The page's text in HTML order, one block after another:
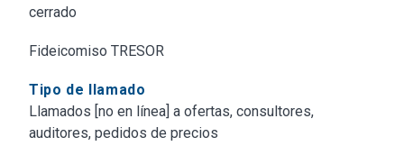
cerrado
Fideicomiso TRESOR
Tipo de llamado
Llamados [no en línea] a ofertas, consultores,
auditores, pedidos de precios